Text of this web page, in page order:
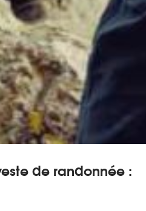
de randonnée :